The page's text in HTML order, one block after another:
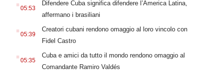
05:53
Difendere Cuba significa difendere l’America Latina,
affermano i brasiliani
. 05:39
Creatori cubani rendono omaggio al loro vincolo con
Fidel Castro
. 05:35
Cuba e amici da tutto il mondo rendono omaggio al
Comandante Ramiro Valdés